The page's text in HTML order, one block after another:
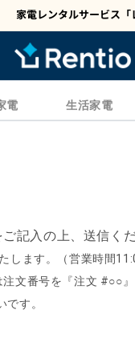
家電レンタルサービス
電 生活家電
記入の上、送信く
します。（営業時間
文番号を『注文 #○○
す。